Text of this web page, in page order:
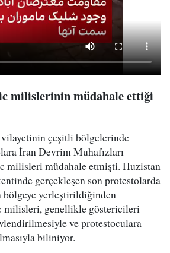
milislerinin müdahale ettiği
çeşitli bölgelerinde
İran Devrim Muhafızları
milisleri müdahale etmişti. Huzistan
gerçekleşen son protestolarda
yerleştirildiğinden
milisleri, genellikle göstericileri
ve protestoculara
biliniyor.